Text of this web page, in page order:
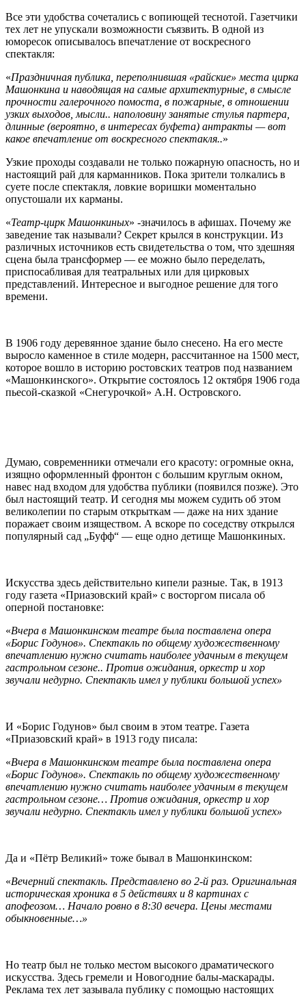
Все эти удобства сочетались с вопиющей теснотой. Газетчики
тех лет не упускали возможности съязвить. В одной из
юморесок описывалось впечатление от воскресного
спектакля:
«Праздничная публика, переполнившая «райские» места цирка
Машонкина и наводящая на самые архитектурные, в смысле
прочности галерочного помоста, в пожарные, в отношении
узких выходов, мысли.. наполовину занятые стулья партера,
длинные (вероятно, в интересах буфета) антракты — вот
какое впечатление от воскресного спектакля..»
Узкие проходы создавали не только пожарную опасность, но и
настоящий рай для карманников. Пока зрители толкались в
суете после спектакля, ловкие воришки моментально
опустошали их карманы.
«Театр-цирк Машонкиных» -значилось в афишах. Почему же
заведение так называли? Секрет крылся в конструкции. Из
различных источников есть свидетельства о том, что здешняя
сцена была трансформер — ее можно было переделать,
приспосабливая для театральных или для цирковых
представлений. Интересное и выгодное решение для того
времени.
В 1906 году деревянное здание было снесено. На его месте
выросло каменное в стиле модерн, рассчитанное на 1500 мест,
которое вошло в историю ростовских театров под названием
«Машонкинского». Открытие состоялось 12 октября 1906 года
пьесой-сказкой «Снегурочкой» А.Н. Островского.
Думаю, современники отмечали его красоту: огромные окна,
изящно оформленный фронтон с большим круглым окном,
навес над входом для удобства публики (появился позже). Это
был настоящий театр. И сегодня мы можем судить об этом
великолепии по старым открыткам — даже на них здание
поражает своим изяществом. А вскоре по соседству открылся
популярный сад „Буфф“ — еще одно детище Машонкиных.
Искусства здесь действительно кипели разные. Так, в 1913
году газета «Приазовский край» с восторгом писала об
оперной постановке:
«Вчера в Машонкинском театре была поставлена опера
«Борис Годунов». Спектакль по общему художественному
впечатлению нужно считать наиболее удачным в текущем
гастрольном сезоне.. Против ожидания, оркестр и хор
звучали недурно. Спектакль имел у публики большой успех»
И «Борис Годунов» был своим в этом театре. Газета
«Приазовский край» в 1913 году писала:
«Вчера в Машонкинском театре была поставлена опера
«Борис Годунов». Спектакль по общему художественному
впечатлению нужно считать наиболее удачным в текущем
гастрольном сезоне… Против ожидания, оркестр и хор
звучали недурно. Спектакль имел у публики большой успех»
Да и «Пётр Великий» тоже бывал в Машонкинском:
«Вечерний спектакль. Представлено во 2-й раз. Оригинальная
историческая хроника в 5 действиях и 8 картинах с
апофеозом… Начало ровно в 8:30 вечера. Цены местами
обыкновенные…»
Но театр был не только местом высокого драматического
искусства. Здесь гремели и Новогодние балы-маскарады.
Реклама тех лет зазывала публику с помощью настоящих